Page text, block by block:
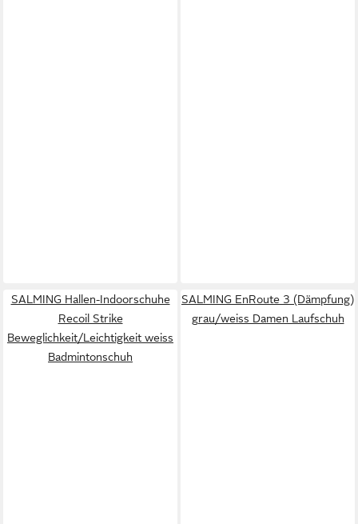
SALMING Hallen-Indoorschuhe
Recoil Strike
Beweglichkeit/Leichtigkeit weiss
Badmintonschuh
SALMING EnRoute 3 (Dämpfung)
grau/weiss Damen Laufschuh